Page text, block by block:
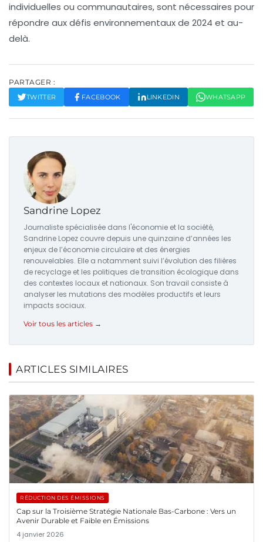
individuelles ou communautaires, sont nécessaires pour
répondre aux défis environnementaux de 2024 et au-
delà.
PARTAGER :
TWITTER FACEBOOK LINKEDIN WHATSAPP
Sandrine Lopez
Journaliste spécialisée dans l'économie et la société,
Sandrine Lopez couvre depuis une quinzaine d’années les
enjeux de l’économie circulaire et des énergies
renouvelables. Elle a notamment suivi l’évolution des filières
de recyclage et les politiques de transition écologique dans
des contextes locaux et nationaux. Son travail consiste à
analyser les mutations des modèles productifs et leurs
impacts sociaux.
Voir tous les articles →
ARTICLES SIMILAIRES
RÉDUCTION DES ÉMISSIONS
Cap sur la Troisième Stratégie Nationale Bas-Carbone : Vers un
Avenir Durable et Faible en Émissions
4 janvier 2026